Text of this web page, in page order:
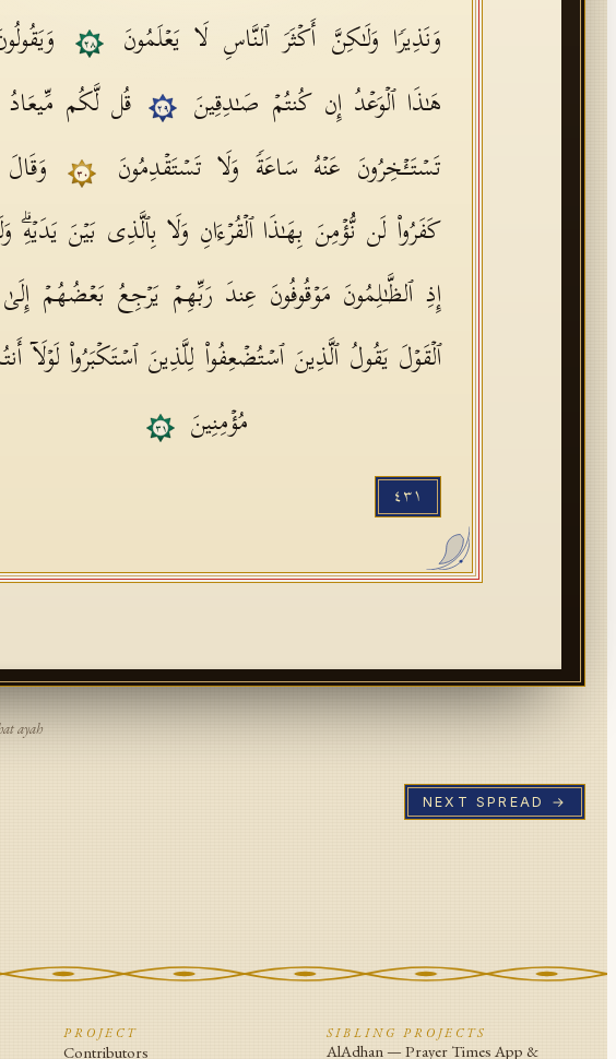
وَنَذِیرࣰا وَلَـٰكِنَّ أَكۡثَرَ ٱلنَّاسِ لَا یَعۡلَمُونَ
٢٨
هَـٰذَا ٱلۡوَعۡدُ إِن كُنتُمۡ صَـٰدِقِینَ
٢٩
قُل لَّكُم مِّیعَادُ
تَسۡتَـٔۡخِرُونَ عَنۡهُ سَاعَةࣰ وَلَا تَسۡتَقۡدِمُونَ
٣٠
كَفَرُوا۟ لَن نُّؤۡمِنَ بِهَـٰذَا ٱلۡقُرۡءَانِ وَلَا بِٱلَّذِی بَیۡنَ یَدَیۡهِۗ
إِذِ ٱلظَّـٰلِمُونَ مَوۡقُوفُونَ عِندَ رَبِّهِمۡ یَرۡجِعُ بَعۡضُهُمۡ
ٱلۡقَوۡلَ یَقُولُ ٱلَّذِینَ ٱسۡتُضۡعِفُوا۟ لِلَّذِینَ ٱسۡتَكۡبَرُوا۟ لَوۡلَاۤ
مُؤۡمِنِینَ
٣١
٤٣١
ayah
NEXT SPREAD →
PROJECT
Contributors
SIBLING PROJECTS
AlAdhan — Prayer Times App &